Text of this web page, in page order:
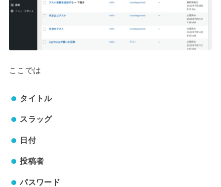
ここでは
タイトル
スラッグ
日付
投稿者
パスワード